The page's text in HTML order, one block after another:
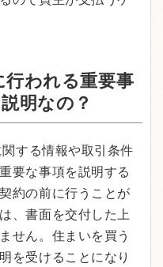
行われる重要事
明なの？
する情報や取引条件
要な事項を説明する
約の前に行うことが
、書面を交付した上
せん。住まいを買う
を受けることになり